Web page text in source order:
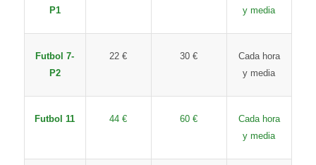
P1
y media
Futbol 7-
P2
22 € 30 €
Cada hora
y media
Futbol 11 44 € 60 €
Cada hora
y media